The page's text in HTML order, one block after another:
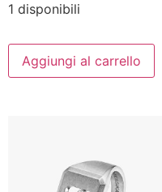
1 disponibili
Aggiungi al carrello